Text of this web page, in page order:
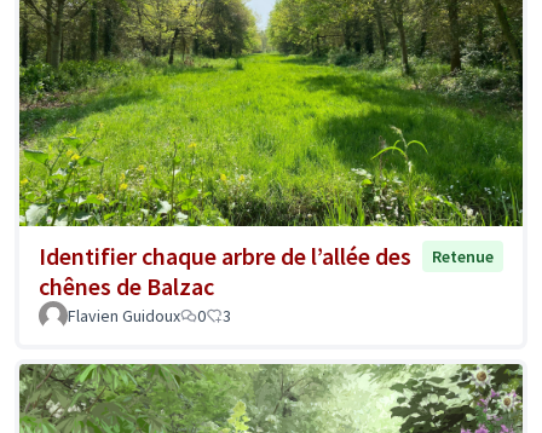
Identifier chaque arbre de l’allée des
chênes de Balzac
Retenue
Flavien Guidoux 0 3